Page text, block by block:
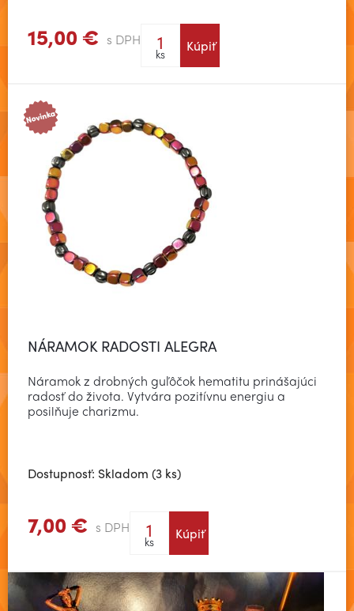
15,00 € s DPH
ks Kúpiť
Zobraziť viac
NÁRAMOK RADOSTI ALEGRA
Náramok z drobných guľôčok hematitu prinášajúci
radosť do života. Vytvára pozitívnu energiu a
posilňuje charizmu.
Dostupnosť: Skladom (3 ks)
7,00 € s DPH
ks Kúpiť
Zobraziť viac